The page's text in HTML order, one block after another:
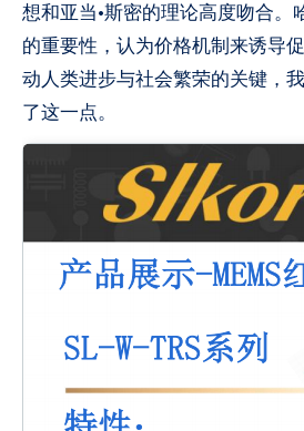
想和亚当·斯密的理论高度吻合。
的重要性，认为价格机制来诱导
动人类进步与社会繁荣的关键，
了这一点。